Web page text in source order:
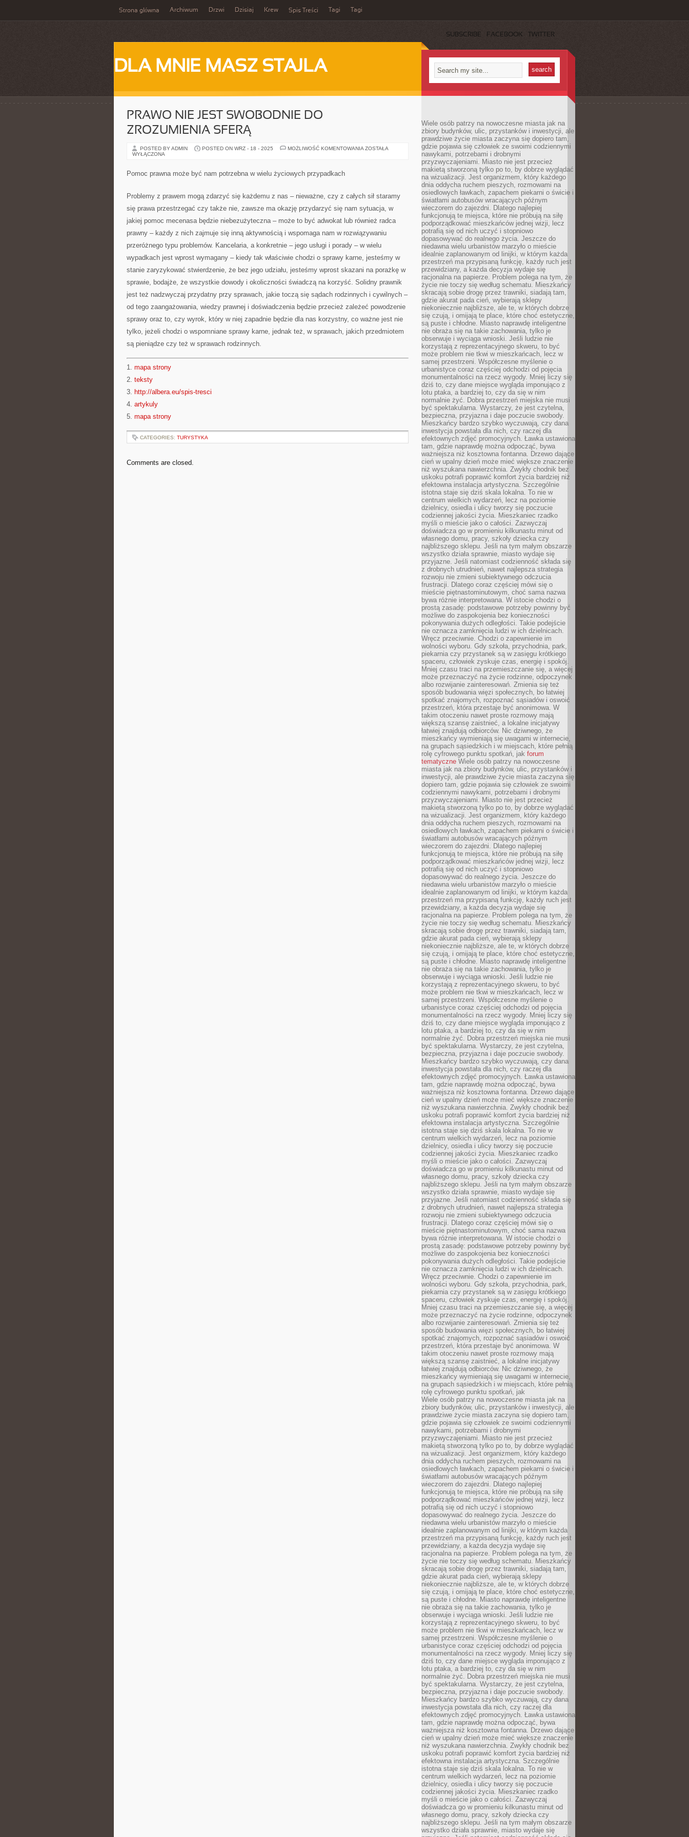
Strona główna Archiwum Drzwi Dzisiaj Krew Spis Treści Tagi Tagi
SUBSCRIBE FACEBOOK TWITTER
DLA MNIE MASZ STAJLA
PRAWO NIE JEST SWOBODNIE DO
ZROZUMIENIA SFERĄ
POSTED BY ADMIN POSTED ON WRZ - 18 - 2025 MOŻLIWOŚĆ KOMENTOWANIA PRAWO
ZOSTAŁA
WYŁĄCZONA
Pomoc prawna może być nam potrzebna w wielu życiowych przypadkach
Problemy z prawem mogą zdarzyć się każdemu z nas – nieważne, czy z całych sił staramy
się prawa przestrzegać czy także nie, zawsze ma okazję przydarzyć się nam sytuacja, w
jakiej pomoc mecenasa będzie niebezużyteczna – może to być adwokat lub również radca
prawny – każdy z nich zajmuje się inną aktywnością i wspomaga nam w rozwiązywaniu
przeróżnego typu problemów. Kancelaria, a konkretnie – jego usługi i porady – w wielu
wypadkach jest wprost wymagany – kiedy tak właściwie chodzi o sprawy karne, jesteśmy w
stanie zaryzykować stwierdzenie, że bez jego udziału, jesteśmy wprost skazani na porażkę w
sprawie, bodajże, że wszystkie dowody i okoliczności świadczą na korzyść. Solidny prawnik
jest też nadzwyczaj przydatny przy sprawach, jakie toczą się sądach rodzinnych i cywilnych –
od tego zaangażowania, wiedzy prawnej i doświadczenia będzie przecież zależeć powodzenie
sprawy oraz to, czy wyrok, który w niej zapadnie będzie dla nas korzystny, co ważne jest nie
tylko, jeżeli chodzi o wspomniane sprawy karne, jednak też, w sprawach, jakich przedmiotem
są pieniądze czy też w sprawach rodzinnych.
1. mapa strony
2. teksty
3. http://albera.eu/spis-tresci
4. artykuly
5. mapa strony
CATEGORIES: TURYSTYKA
Comments are closed.
Wiele osób patrzy na nowoczesne miasta jak na
zbiory budynków, ulic, przystanków i inwestycji, ale
prawdziwe życie miasta zaczyna się dopiero tam,
gdzie pojawia się człowiek ze swoimi codziennymi
nawykami, potrzebami i drobnymi
przyzwyczajeniami. Miasto nie jest przecież
makietą stworzoną tylko po to, by dobrze wyglądać
na wizualizacji. Jest organizmem, który każdego
dnia oddycha ruchem pieszych, rozmowami na
osiedlowych ławkach, zapachem piekarni o świcie i
światłami autobusów wracających późnym
wieczorem do zajezdni. Dlatego najlepiej
funkcjonują te miejsca, które nie próbują na siłę
podporządkować mieszkańców jednej wizji, lecz
potrafią się od nich uczyć i stopniowo
dopasowywać do realnego życia. Jeszcze do
niedawna wielu urbanistów marzyło o mieście
idealnie zaplanowanym od linijki, w którym każda
przestrzeń ma przypisaną funkcję, każdy ruch jest
przewidziany, a każda decyzja wydaje się
racjonalna na papierze. Problem polega na tym, że
życie nie toczy się według schematu. Mieszkańcy
skracają sobie drogę przez trawniki, siadają tam,
gdzie akurat pada cień, wybierają sklepy
niekoniecznie najbliższe, ale te, w których dobrze
się czują, i omijają te place, które choć estetyczne,
są puste i chłodne. Miasto naprawdę inteligentne
nie obraża się na takie zachowania, tylko je
obserwuje i wyciąga wnioski. Jeśli ludzie nie
korzystają z reprezentacyjnego skweru, to być
może problem nie tkwi w mieszkańcach, lecz w
samej przestrzeni. Współczesne myślenie o
urbanistyce coraz częściej odchodzi od pojęcia
monumentalności na rzecz wygody. Mniej liczy się
dziś to, czy dane miejsce wygląda imponująco z
lotu ptaka, a bardziej to, czy da się w nim
normalnie żyć. Dobra przestrzeń miejska nie musi
być spektakularna. Wystarczy, że jest czytelna,
bezpieczna, przyjazna i daje poczucie swobody.
Mieszkańcy bardzo szybko wyczuwają, czy dana
inwestycja powstała dla nich, czy raczej dla
efektownych zdjęć promocyjnych. Ławka ustawiona
tam, gdzie naprawdę można odpocząć, bywa
ważniejsza niż kosztowna fontanna. Drzewo dające
cień w upalny dzień może mieć większe znaczenie
niż wyszukana nawierzchnia. Zwykły chodnik bez
uskoku potrafi poprawić komfort życia bardziej niż
efektowna instalacja artystyczna. Szczególnie
istotna staje się dziś skala lokalna. To nie w
centrum wielkich wydarzeń, lecz na poziomie
dzielnicy, osiedla i ulicy tworzy się poczucie
codziennej jakości życia. Mieszkaniec rzadko
myśli o mieście jako o całości. Zazwyczaj
doświadcza go w promieniu kilkunastu minut od
własnego domu, pracy, szkoły dziecka czy
najbliższego sklepu. Jeśli na tym małym obszarze
wszystko działa sprawnie, miasto wydaje się
przyjazne. Jeśli natomiast codzienność składa się
z drobnych utrudnień, nawet najlepsza strategia
rozwoju nie zmieni subiektywnego odczucia
frustracji. Dlatego coraz częściej mówi się o
mieście piętnastominutowym, choć sama nazwa
bywa różnie interpretowana. W istocie chodzi o
prostą zasadę: podstawowe potrzeby powinny być
możliwe do zaspokojenia bez konieczności
pokonywania dużych odległości. Takie podejście
nie oznacza zamknięcia ludzi w ich dzielnicach.
Wręcz przeciwnie. Chodzi o zapewnienie im
wolności wyboru. Gdy szkoła, przychodnia, park,
piekarnia czy przystanek są w zasięgu krótkiego
spaceru, człowiek zyskuje czas, energię i spokój.
Mniej czasu traci na przemieszczanie się, a więcej
może przeznaczyć na życie rodzinne, odpoczynek
albo rozwijanie zainteresowań. Zmienia się też
sposób budowania więzi społecznych, bo łatwiej
spotkać znajomych, rozpoznać sąsiadów i oswoić
przestrzeń, która przestaje być anonimowa. W
takim otoczeniu nawet proste rozmowy mają
większą szansę zaistnieć, a lokalne inicjatywy
łatwiej znajdują odbiorców. Nic dziwnego, że
mieszkańcy wymieniają się uwagami w internecie,
na grupach sąsiedzkich i w miejscach, które pełnią
rolę cyfrowego punktu spotkań, jak forum
tematyczne Wiele osób patrzy na nowoczesne
miasta jak na zbiory budynków, ulic, przystanków i
inwestycji, ale prawdziwe życie miasta zaczyna się
dopiero tam, gdzie pojawia się człowiek ze swoimi
codziennymi nawykami, potrzebami i drobnymi
przyzwyczajeniami. Miasto nie jest przecież
makietą stworzoną tylko po to, by dobrze wyglądać
na wizualizacji. Jest organizmem, który każdego
dnia oddycha ruchem pieszych, rozmowami na
osiedlowych ławkach, zapachem piekarni o świcie i
światłami autobusów wracających późnym
wieczorem do zajezdni. Dlatego najlepiej
funkcjonują te miejsca, które nie próbują na siłę
podporządkować mieszkańców jednej wizji, lecz
potrafią się od nich uczyć i stopniowo
dopasowywać do realnego życia. Jeszcze do
niedawna wielu urbanistów marzyło o mieście
idealnie zaplanowanym od linijki, w którym każda
przestrzeń ma przypisaną funkcję, każdy ruch jest
przewidziany, a każda decyzja wydaje się
racjonalna na papierze. Problem polega na tym, że
życie nie toczy się według schematu. Mieszkańcy
skracają sobie drogę przez trawniki, siadają tam,
gdzie akurat pada cień, wybierają sklepy
niekoniecznie najbliższe, ale te, w których dobrze
się czują, i omijają te place, które choć estetyczne,
są puste i chłodne. Miasto naprawdę inteligentne
nie obraża się na takie zachowania, tylko je
obserwuje i wyciąga wnioski. Jeśli ludzie nie
korzystają z reprezentacyjnego skweru, to być
może problem nie tkwi w mieszkańcach, lecz w
samej przestrzeni. Współczesne myślenie o
urbanistyce coraz częściej odchodzi od pojęcia
monumentalności na rzecz wygody. Mniej liczy się
dziś to, czy dane miejsce wygląda imponująco z
lotu ptaka, a bardziej to, czy da się w nim
normalnie żyć. Dobra przestrzeń miejska nie musi
być spektakularna. Wystarczy, że jest czytelna,
bezpieczna, przyjazna i daje poczucie swobody.
Mieszkańcy bardzo szybko wyczuwają, czy dana
inwestycja powstała dla nich, czy raczej dla
efektownych zdjęć promocyjnych. Ławka ustawiona
tam, gdzie naprawdę można odpocząć, bywa
ważniejsza niż kosztowna fontanna. Drzewo dające
cień w upalny dzień może mieć większe znaczenie
niż wyszukana nawierzchnia. Zwykły chodnik bez
uskoku potrafi poprawić komfort życia bardziej niż
efektowna instalacja artystyczna. Szczególnie
istotna staje się dziś skala lokalna. To nie w
centrum wielkich wydarzeń, lecz na poziomie
dzielnicy, osiedla i ulicy tworzy się poczucie
codziennej jakości życia. Mieszkaniec rzadko
myśli o mieście jako o całości. Zazwyczaj
doświadcza go w promieniu kilkunastu minut od
własnego domu, pracy, szkoły dziecka czy
najbliższego sklepu. Jeśli na tym małym obszarze
wszystko działa sprawnie, miasto wydaje się
przyjazne. Jeśli natomiast codzienność składa się
z drobnych utrudnień, nawet najlepsza strategia
rozwoju nie zmieni subiektywnego odczucia
frustracji. Dlatego coraz częściej mówi się o
mieście piętnastominutowym, choć sama nazwa
bywa różnie interpretowana. W istocie chodzi o
prostą zasadę: podstawowe potrzeby powinny być
możliwe do zaspokojenia bez konieczności
pokonywania dużych odległości. Takie podejście
nie oznacza zamknięcia ludzi w ich dzielnicach.
Wręcz przeciwnie. Chodzi o zapewnienie im
wolności wyboru. Gdy szkoła, przychodnia, park,
piekarnia czy przystanek są w zasięgu krótkiego
spaceru, człowiek zyskuje czas, energię i spokój.
Mniej czasu traci na przemieszczanie się, a więcej
może przeznaczyć na życie rodzinne, odpoczynek
albo rozwijanie zainteresowań. Zmienia się też
sposób budowania więzi społecznych, bo łatwiej
spotkać znajomych, rozpoznać sąsiadów i oswoić
przestrzeń, która przestaje być anonimowa. W
takim otoczeniu nawet proste rozmowy mają
większą szansę zaistnieć, a lokalne inicjatywy
łatwiej znajdują odbiorców. Nic dziwnego, że
mieszkańcy wymieniają się uwagami w internecie,
na grupach sąsiedzkich i w miejscach, które pełnią
rolę cyfrowego punktu spotkań, jak
Wiele osób patrzy na nowoczesne miasta jak na
zbiory budynków, ulic, przystanków i inwestycji, ale
prawdziwe życie miasta zaczyna się dopiero tam,
gdzie pojawia się człowiek ze swoimi codziennymi
nawykami, potrzebami i drobnymi
przyzwyczajeniami. Miasto nie jest przecież
makietą stworzoną tylko po to, by dobrze wyglądać
na wizualizacji. Jest organizmem, który każdego
dnia oddycha ruchem pieszych, rozmowami na
osiedlowych ławkach, zapachem piekarni o świcie i
światłami autobusów wracających późnym
wieczorem do zajezdni. Dlatego najlepiej
funkcjonują te miejsca, które nie próbują na siłę
podporządkować mieszkańców jednej wizji, lecz
potrafią się od nich uczyć i stopniowo
dopasowywać do realnego życia. Jeszcze do
niedawna wielu urbanistów marzyło o mieście
idealnie zaplanowanym od linijki, w którym każda
przestrzeń ma przypisaną funkcję, każdy ruch jest
przewidziany, a każda decyzja wydaje się
racjonalna na papierze. Problem polega na tym, że
życie nie toczy się według schematu. Mieszkańcy
skracają sobie drogę przez trawniki, siadają tam,
gdzie akurat pada cień, wybierają sklepy
niekoniecznie najbliższe, ale te, w których dobrze
się czują, i omijają te place, które choć estetyczne,
są puste i chłodne. Miasto naprawdę inteligentne
nie obraża się na takie zachowania, tylko je
obserwuje i wyciąga wnioski. Jeśli ludzie nie
korzystają z reprezentacyjnego skweru, to być
może problem nie tkwi w mieszkańcach, lecz w
samej przestrzeni. Współczesne myślenie o
urbanistyce coraz częściej odchodzi od pojęcia
monumentalności na rzecz wygody. Mniej liczy się
dziś to, czy dane miejsce wygląda imponująco z
lotu ptaka, a bardziej to, czy da się w nim
normalnie żyć. Dobra przestrzeń miejska nie musi
być spektakularna. Wystarczy, że jest czytelna,
bezpieczna, przyjazna i daje poczucie swobody.
Mieszkańcy bardzo szybko wyczuwają, czy dana
inwestycja powstała dla nich, czy raczej dla
efektownych zdjęć promocyjnych. Ławka ustawiona
tam, gdzie naprawdę można odpocząć, bywa
ważniejsza niż kosztowna fontanna. Drzewo dające
cień w upalny dzień może mieć większe znaczenie
niż wyszukana nawierzchnia. Zwykły chodnik bez
uskoku potrafi poprawić komfort życia bardziej niż
efektowna instalacja artystyczna. Szczególnie
istotna staje się dziś skala lokalna. To nie w
centrum wielkich wydarzeń, lecz na poziomie
dzielnicy, osiedla i ulicy tworzy się poczucie
codziennej jakości życia. Mieszkaniec rzadko
myśli o mieście jako o całości. Zazwyczaj
doświadcza go w promieniu kilkunastu minut od
własnego domu, pracy, szkoły dziecka czy
najbliższego sklepu. Jeśli na tym małym obszarze
wszystko działa sprawnie, miasto wydaje się